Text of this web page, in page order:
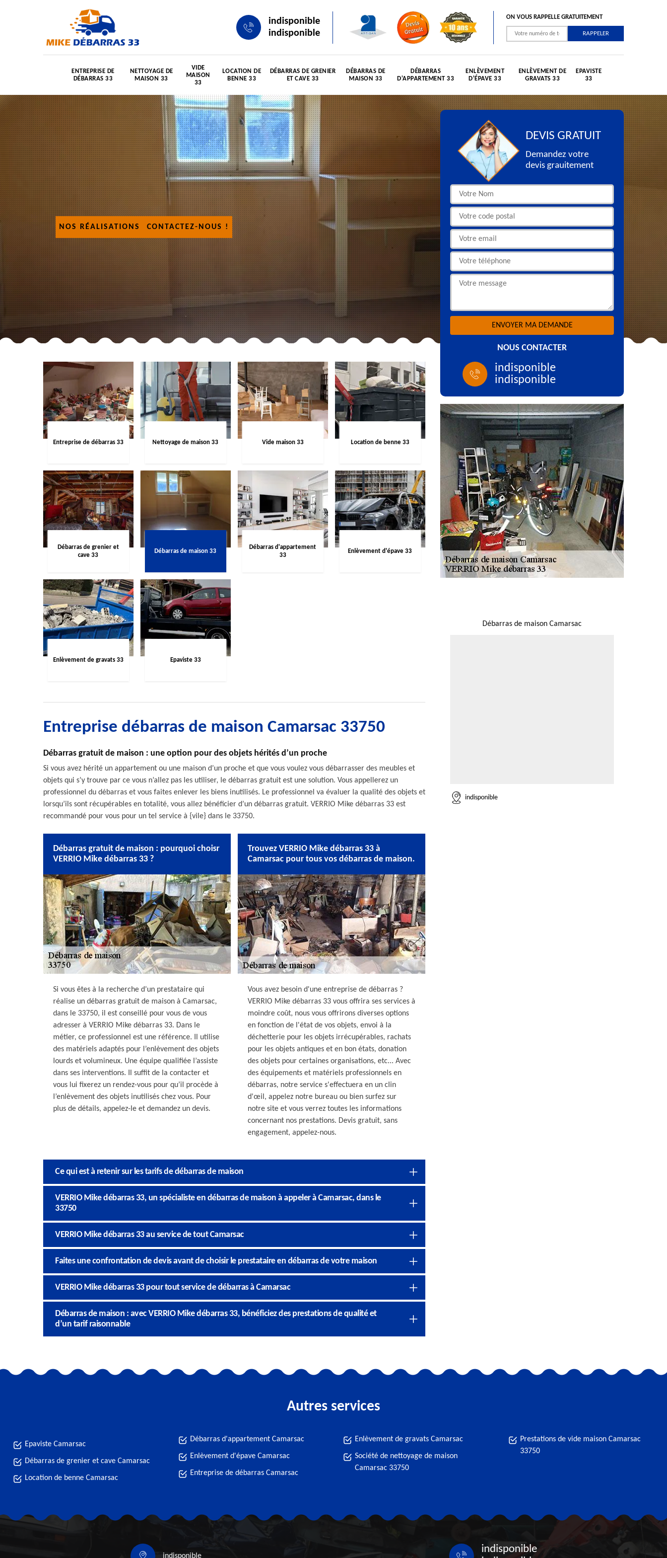
indisponible
indisponible
ON VOUS RAPPELLE GRATUITEMENT
ENTREPRISE DE
DÉBARRAS 33
NETTOYAGE DE
MAISON 33
VIDE
MAISON
33
LOCATION DE
BENNE 33
DÉBARRAS DE GRENIER
ET CAVE 33
DÉBARRAS DE
MAISON 33
DÉBARRAS
D'APPARTEMENT 33
ENLÈVEMENT
D'ÉPAVE 33
ENLÈVEMENT DE
GRAVATS 33
EPAVISTE
33
NOS RÉALISATIONS CONTACTEZ-NOUS !
Entreprise de débarras 33 Nettoyage de maison 33 Vide maison 33 Location de benne 33
Débarras de grenier et
cave 33
Débarras de maison 33
Débarras d'appartement
33
Enlèvement d'épave 33
Enlèvement de gravats 33 Epaviste 33
Entreprise débarras de maison Camarsac 33750
Débarras gratuit de maison : une option pour des objets hérités d’un proche
Si vous avez hérité un appartement ou une maison d’un proche et que vous voulez vous débarrasser des meubles et
objets qui s’y trouve par ce vous n’allez pas les utiliser, le débarras gratuit est une solution. Vous appellerez un
professionnel du débarras et vous faites enlever les biens inutilisés. Le professionnel va évaluer la qualité des objets et
lorsqu’ils sont récupérables en totalité, vous allez bénéficier d’un débarras gratuit. VERRIO Mike débarras 33 est
recommandé pour vous pour un tel service à {vile} dans le 33750.
Débarras gratuit de maison : pourquoi choisr
VERRIO Mike débarras 33 ?
Si vous êtes à la recherche d’un prestataire qui
réalise un débarras gratuit de maison à Camarsac,
dans le 33750, il est conseillé pour vous de vous
adresser à VERRIO Mike débarras 33. Dans le
métier, ce professionnel est une référence. Il utilise
des matériels adaptés pour l’enlèvement des objets
lourds et volumineux. Une équipe qualifiée l’assiste
dans ses interventions. Il suffit de la contacter et
vous lui fixerez un rendez-vous pour qu’il procède à
l’enlèvement des objets inutilisés chez vous. Pour
plus de détails, appelez-le et demandez un devis.
Trouvez VERRIO Mike débarras 33 à
Camarsac pour tous vos débarras de maison.
Vous avez besoin d'une entreprise de débarras ?
VERRIO Mike débarras 33 vous offrira ses services à
moindre coût, nous vous offrirons diverses options
en fonction de l'état de vos objets, envoi à la
déchetterie pour les objets irrécupérables, rachats
pour les objets antiques et en bon états, donation
des objets pour certaines organisations, etc... Avec
des équipements et matériels professionnels en
débarras, notre service s'effectuera en un clin
d'œil, appelez notre bureau ou bien surfez sur
notre site et vous verrez toutes les informations
concernant nos prestations. Devis gratuit, sans
engagement, appelez-nous.
Ce qui est à retenir sur les tarifs de débarras de maison
VERRIO Mike débarras 33, un spécialiste en débarras de maison à appeler à Camarsac, dans le
33750
VERRIO Mike débarras 33 au service de tout Camarsac
Faites une confrontation de devis avant de choisir le prestataire en débarras de votre maison
VERRIO Mike débarras 33 pour tout service de débarras à Camarsac
Débarras de maison : avec VERRIO Mike débarras 33, bénéficiez des prestations de qualité et
d’un tarif raisonnable
DEVIS GRATUIT
Demandez votre
devis grauitement
NOUS CONTACTER
indisponible
indisponible
Débarras de maison Camarsac
indisponible
Autres services
Epaviste Camarsac
Débarras de grenier et cave Camarsac
Location de benne Camarsac
Débarras d'appartement Camarsac
Enlèvement d'épave Camarsac
Entreprise de débarras Camarsac
Enlèvement de gravats Camarsac
Société de nettoyage de maison
Camarsac 33750
Prestations de vide maison Camarsac
33750
indisponible
indisponible